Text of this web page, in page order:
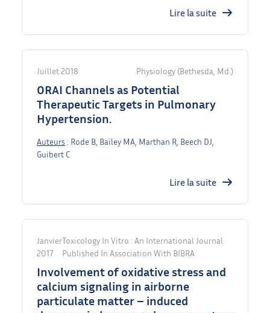
Lire la suite
Juillet 2018 Physiology (Bethesda, Md.)
ORAI Channels as Potential
Therapeutic Targets in Pulmonary
Hypertension.
Auteurs : Rode B, Bailey MA, Marthan R, Beech DJ,
Guibert C
Lire la suite
Janvier
2017
Toxicology In Vitro : An International Journal
Published In Association With BIBRA
Involvement of oxidative stress and
calcium signaling in airborne
particulate matter – induced